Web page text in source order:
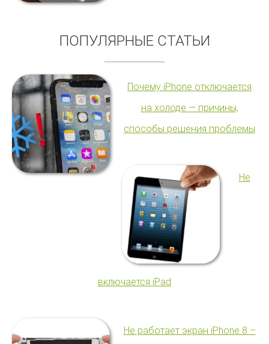
ПОПУЛЯРНЫЕ СТАТЬИ
Почему iPhone отключается
на холоде — причины,
способы решения проблемы
Не
включается iPad
Не работает экран iPhone 8 –